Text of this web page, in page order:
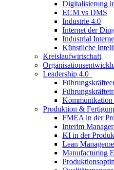
Digitalisierung
ECM vs DMS
Industrie 4.0
Internet der
Industrial
Künstliche
Kreislaufwirtschaft
Leadership 4.0
Produktion &
FMEA in der
Interim
KI in der
Lean
Manufacturing